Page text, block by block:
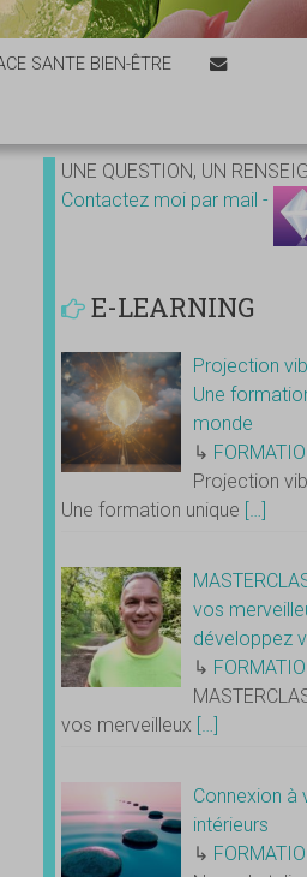
SANTE BIEN-ÊTRE
UNE QUESTION, UN
Contactez moi par mail -
E-LEARNING
Projection
Une
monde
↳
Projection
Une formation unique […]
vos
développez
↳
vos merveilleux […]
Connexion à
intérieurs
↳